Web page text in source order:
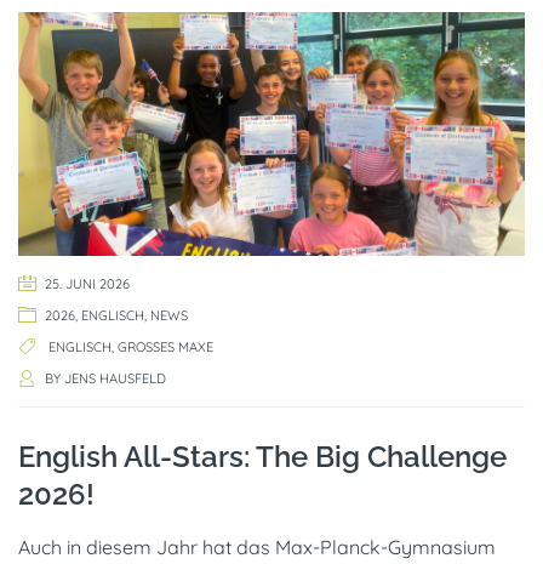
25. JUNI 2026
2026, ENGLISCH, NEWS
ENGLISCH, GROSSES MAXE
BY JENS HAUSFELD
English All-Stars: The Big Challenge
2026!
Auch in diesem Jahr hat das Max-Planck-Gymnasium